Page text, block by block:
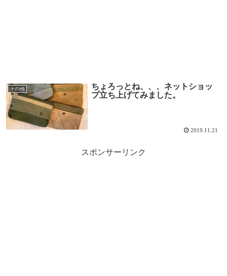
その他
ちょろっとね、、、ネットショッ
プ立ち上げてみました。
2019.11.21
スポンサーリンク